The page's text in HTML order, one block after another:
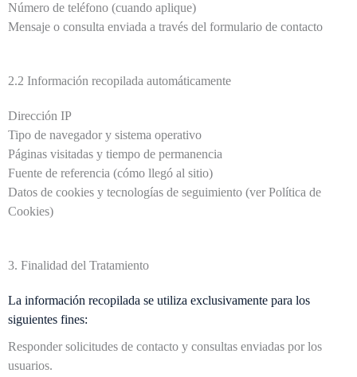
Número de teléfono (cuando aplique)
Mensaje o consulta enviada a través del formulario de contacto
2.2 Información recopilada automáticamente
Dirección IP
Tipo de navegador y sistema operativo
Páginas visitadas y tiempo de permanencia
Fuente de referencia (cómo llegó al sitio)
Datos de cookies y tecnologías de seguimiento (ver Política de
Cookies)
3. Finalidad del Tratamiento
La información recopilada se utiliza exclusivamente para los
siguientes fines:
Responder solicitudes de contacto y consultas enviadas por los
usuarios.